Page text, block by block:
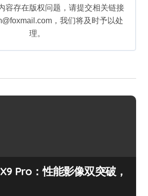
容存在版权问题，请提交相关链接
，我们将及时予以处
理。
Pro：性能影像双突破，